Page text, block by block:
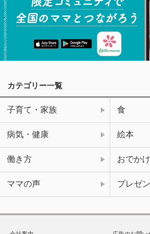
カテゴリー一覧
子育て・家族 食
病気・健康 絵本
働き方 おでかけ
ママの声 プレゼ